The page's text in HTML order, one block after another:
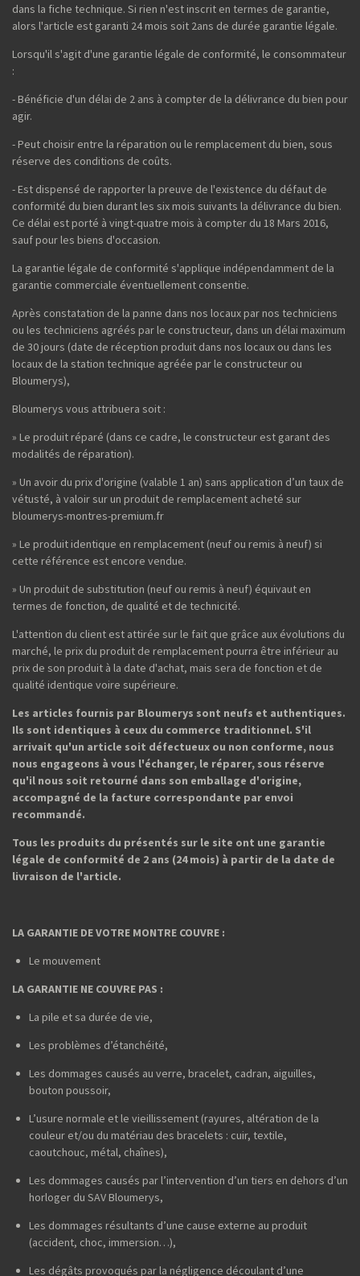
dans la fiche technique. Si rien n'est inscrit en termes de garantie,
alors l'article est garanti 24 mois soit 2ans de durée garantie légale.
Lorsqu'il s'agit d'une garantie légale de conformité, le consommateur
:
- Bénéficie d'un délai de 2 ans à compter de la délivrance du bien pour
agir.
- Peut choisir entre la réparation ou le remplacement du bien, sous
réserve des conditions de coûts.
- Est dispensé de rapporter la preuve de l'existence du défaut de
conformité du bien durant les six mois suivants la délivrance du bien.
Ce délai est porté à vingt-quatre mois à compter du 18 Mars 2016,
sauf pour les biens d'occasion.
La garantie légale de conformité s'applique indépendamment de la
garantie commerciale éventuellement consentie.
Après constatation de la panne dans nos locaux par nos techniciens
ou les techniciens agréés par le constructeur, dans un délai maximum
de 30 jours (date de réception produit dans nos locaux ou dans les
locaux de la station technique agréée par le constructeur ou
Bloumerys),
Bloumerys vous attribuera soit :
» Le produit réparé (dans ce cadre, le constructeur est garant des
modalités de réparation).
» Un avoir du prix d'origine (valable 1 an) sans application d’un taux de
vétusté, à valoir sur un produit de remplacement acheté sur
bloumerys-montres-premium.fr
» Le produit identique en remplacement (neuf ou remis à neuf) si
cette référence est encore vendue.
» Un produit de substitution (neuf ou remis à neuf) équivaut en
termes de fonction, de qualité et de technicité.
L'attention du client est attirée sur le fait que grâce aux évolutions du
marché, le prix du produit de remplacement pourra être inférieur au
prix de son produit à la date d'achat, mais sera de fonction et de
qualité identique voire supérieure.
Les articles fournis par Bloumerys sont neufs et authentiques.
Ils sont identiques à ceux du commerce traditionnel. S'il
arrivait qu'un article soit défectueux ou non conforme, nous
nous engageons à vous l'échanger, le réparer, sous réserve
qu'il nous soit retourné dans son emballage d'origine,
accompagné de la facture correspondante par envoi
recommandé.
Tous les produits du présentés sur le site ont une garantie
légale de conformité de 2 ans (24 mois) à partir de la date de
livraison de l'article.
LA GARANTIE DE VOTRE MONTRE COUVRE :
Le mouvement
LA GARANTIE NE COUVRE PAS :
La pile et sa durée de vie,
Les problèmes d’étanchéité,
Les dommages causés au verre, bracelet, cadran, aiguilles,
bouton poussoir,
L’usure normale et le vieillissement (rayures, altération de la
couleur et/ou du matériau des bracelets : cuir, textile,
caoutchouc, métal, chaînes),
Les dommages causés par l’intervention d’un tiers en dehors d’un
horloger du SAV Bloumerys,
Les dommages résultants d’une cause externe au produit
(accident, choc, immersion…),
Les dégâts provoqués par la négligence découlant d’une